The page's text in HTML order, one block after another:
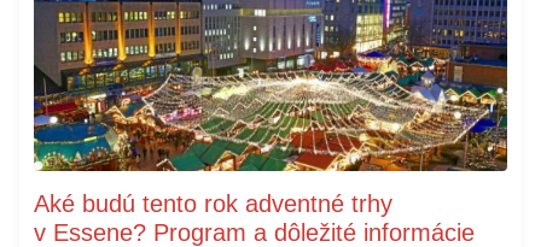
Aké budú tento rok adventné trhy
v Essene? Program a dôležité informácie